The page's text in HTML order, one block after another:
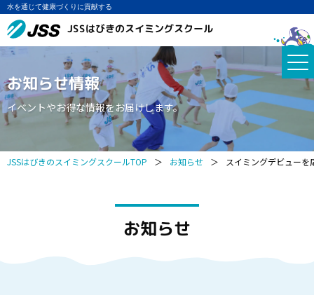
水を通じて健康づくりに貢献する
JSSはびきのスイミングスクール
お知らせ情報
イベントやお得な情報をお届けします。
JSSはびきのスイミングスクールTOP ＞ お知らせ ＞ スイミングデビュー
お知らせ